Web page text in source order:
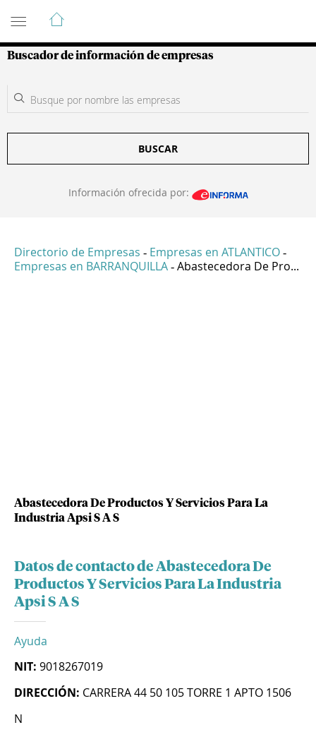
Guía de Empresas Colombianas
Buscador de información de empresas
BUSCAR
Información ofrecida por:
Directorio de Empresas - Empresas en ATLANTICO -
Empresas en BARRANQUILLA - Abastecedora De Pro...
Abastecedora De Productos Y Servicios Para La
Industria Apsi S A S
Datos de contacto de Abastecedora De
Productos Y Servicios Para La Industria
Apsi S A S
Ayuda
NIT: 9018267019
DIRECCIÓN: CARRERA 44 50 105 TORRE 1 APTO 1506
N